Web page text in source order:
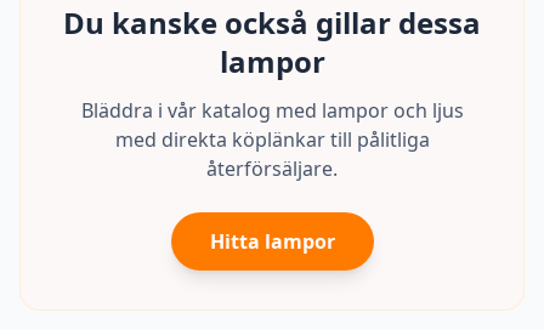
Du kanske också gillar dessa
lampor
Bläddra i vår katalog med lampor och ljus
med direkta köplänkar till pålitliga
återförsäljare.
Hitta lampor